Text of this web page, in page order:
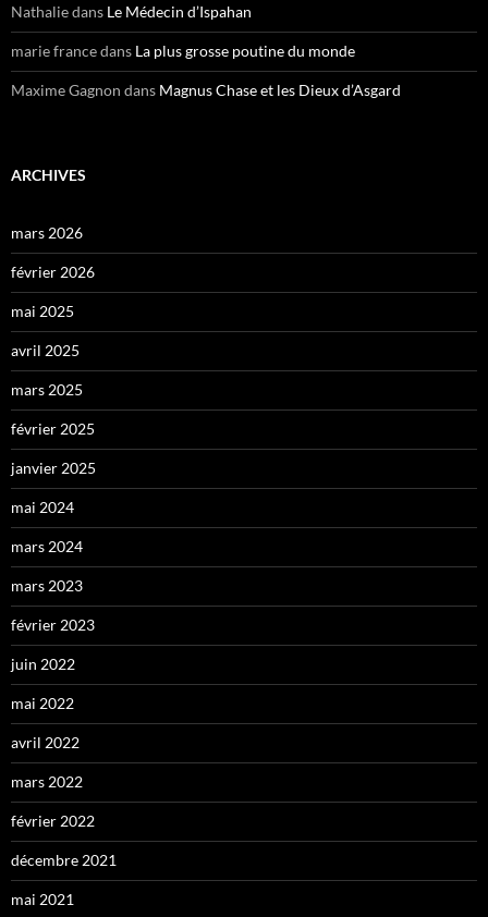
Nathaliedans Le Médecin d’Ispahan
marie francedans La plus grosse poutine du monde
Maxime Gagnon dans Magnus Chase et les Dieux d’Asgard
ARCHIVES
mars 2026
février 2026
mai 2025
avril 2025
mars 2025
février 2025
janvier 2025
mai 2024
mars 2024
mars 2023
février 2023
juin 2022
mai 2022
avril 2022
mars 2022
février 2022
décembre 2021
mai 2021